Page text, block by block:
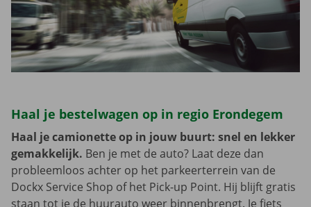
Haal je bestelwagen op in regio Erondegem
Haal je camionette op in jouw buurt: snel en lekker
gemakkelijk. Ben je met de auto? Laat deze dan
probleemloos achter op het parkeerterrein van de
Dockx Service Shop of het Pick-up Point. Hij blijft gratis
staan tot je de huurauto weer binnenbrengt. Je fiets